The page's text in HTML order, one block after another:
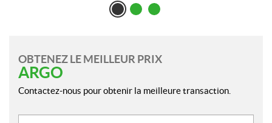
OBTENEZ LE MEILLEUR PRIX
ARGO
Contactez-nous pour obtenir la meilleure transaction.